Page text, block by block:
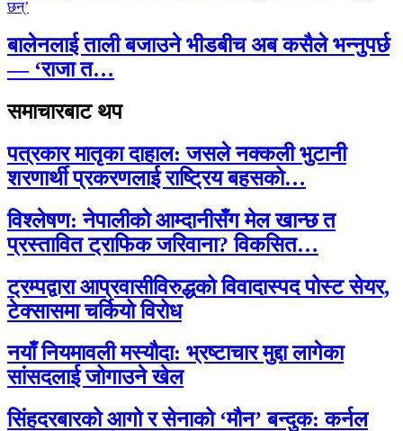
बालेनलाई ताली बजाउने भीडबीच अब कसैले भन्नुपर्छ
— ‘राजा त…
समाचारबाट थप
पत्रकार मातृका दाहाल: जसले नक्कली भुटानी
शरणार्थी प्रकरणलाई राष्ट्रिय बहसको…
विश्लेषण: नेपालीको आम्दानीसँग मेल खान्छ त
प्रस्तावित ट्राफिक जरिवाना? विकसित…
ट्रम्पद्वारा आप्रवासीविरुद्धको विवादास्पद पोस्ट सेयर,
टेक्सासमा चर्कियो विरोध
नयाँ नियमावली मस्यौदा: भ्रष्टाचार मुद्दा लागेका
सांसदलाई जोगाउने खेल
सिंहदरबारको आगो र सेनाको ‘मौन’ बन्दुक: कर्नल